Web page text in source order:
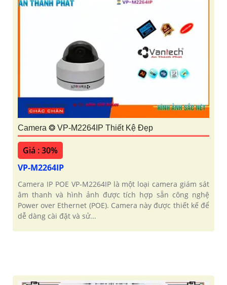
Camera ❂ VP-M2264IP Thiết Kệ Đẹp
Giá : 30%
VP-M2264IP
Camera IP POE VP-M2264IP là một loại camera giám sát
âm thanh và hình ảnh được tích hợp sẵn công nghệ
Power over Ethernet (POE). Camera này được thiết kế để
dễ dàng cài đặt và sử...